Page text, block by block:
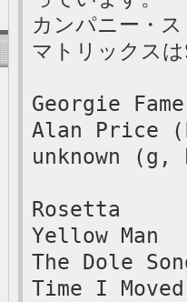
カンパニー・
マトリックス
Georgie
Alan Price
unknown
Rosetta
Yellow Man
The Dole
Time I